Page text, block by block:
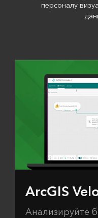
персоналу
ArcGIS
Анализируйте